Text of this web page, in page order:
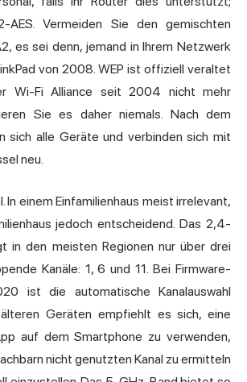
AES. Vermeiden Sie den gemischten
es sei denn, jemand in Ihrem Netzwerk
von 2008. WEP ist offiziell veraltet
Wi-Fi Alliance seit 2004 nicht mehr
Sie es daher niemals. Nach dem
sich alle Geräte und verbinden sich mit
neu.
In einem Einfamilienhaus meist irrelevant,
jedoch entscheidend. Das 2,4-
in den meisten Regionen nur über drei
Kanäle: 1, 6 und 11. Bei Firmware-
ist die automatische Kanalauswahl
Geräten empfiehlt es sich, eine
auf dem Smartphone zu verwenden,
nicht genutzten Kanal zu ermitteln